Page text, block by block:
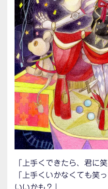
「上手くできたら、君に
「上手くいかなくても笑
いいかも？」